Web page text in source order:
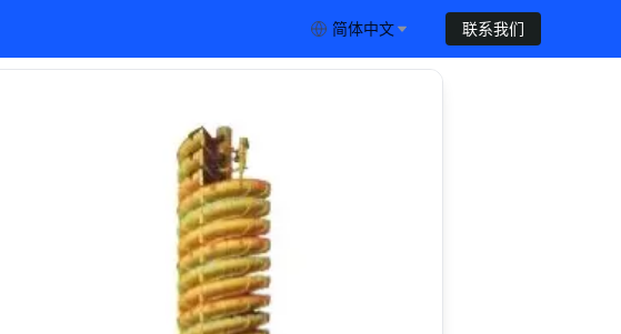
简体中文 联系我们